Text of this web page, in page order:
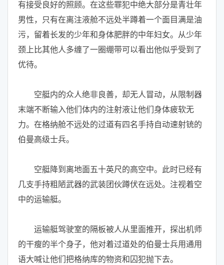
有接受良好的照顾。在这些罪犯中绝大部分是青壮年
男性，只有在离注液舱不远处半蹲着一个面目满是油
污，留着长发的少年和身体肥胖的中年妇女。从少年
颈上比其他人多缠了一圈绷带可以看出他似乎受到了
优待。
空艇内的众人绝非良善，却无人冒动，从限制器
末端不断输入他们体内的注射液让他们身体疲软无
力。在格纳舱不远处的过道有四名手持自动速射铳的
伯曼高级士兵。
空艇降到离地面五十英尺的高空中。此时已经有
几支手持粗陋武器的武装团伙蹲伏在远处。注视着空
中的运输艇。
运输艇驾驶室的隔板被人从里面推开，探出机师
的干瘦的半个身子，他对着过道处的伯曼士兵用通用
语大喊让他们把格纳库的物资和囚犯抛下去。